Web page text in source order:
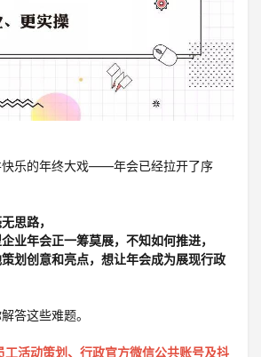
快乐的年终大戏——年会已经拉开了序
思路，
业年会正一筹莫展，不知如何推进，
划创意和亮点，想让年会成为展现行政
答这些难题。
活动策划、行政官方微信公共账号及抖